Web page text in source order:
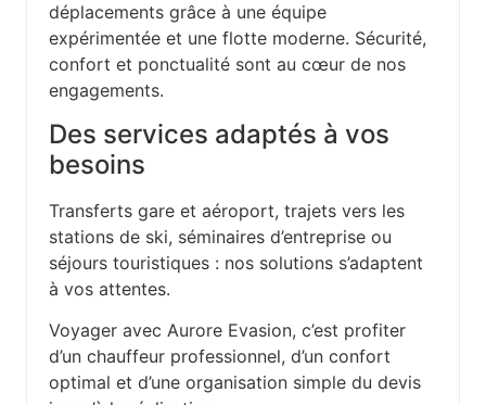
déplacements grâce à une équipe
expérimentée et une flotte moderne. Sécurité,
confort et ponctualité sont au cœur de nos
engagements.
Des services adaptés à vos
besoins
Transferts gare et aéroport, trajets vers les
stations de ski, séminaires d’entreprise ou
séjours touristiques : nos solutions s’adaptent
à vos attentes.
Voyager avec Aurore Evasion, c’est profiter
d’un chauffeur professionnel, d’un confort
optimal et d’une organisation simple du devis